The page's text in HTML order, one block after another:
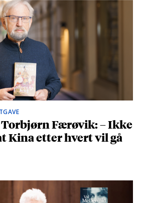
Færøvik: – Ikke
Kina etter hvert vil gå